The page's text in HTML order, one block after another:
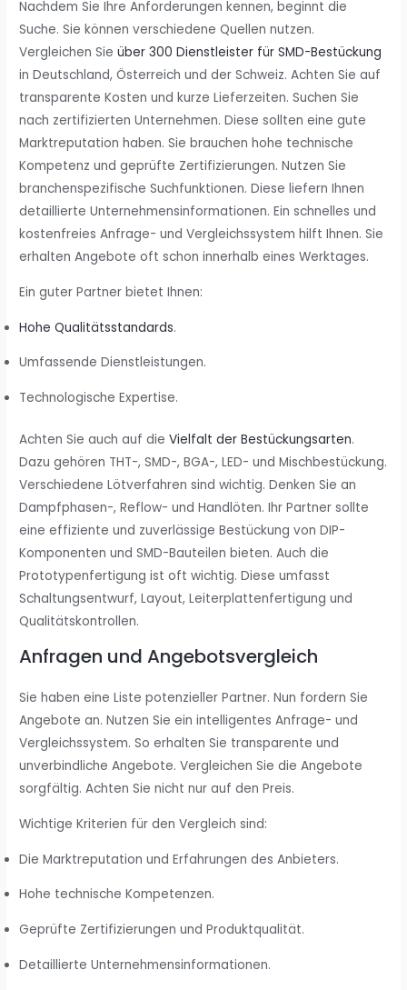
Nachdem Sie Ihre Anforderungen kennen, beginnt die
Suche. Sie können verschiedene Quellen nutzen.
Vergleichen Sieüber 300 Dienstleister für SMD-Bestückung
in Deutschland, Österreich und der Schweiz. Achten Sie auf
transparente Kosten und kurze Lieferzeiten. Suchen Sie
nach zertifizierten Unternehmen. Diese sollten eine gute
Marktreputation haben. Sie brauchen hohe technische
Kompetenz und geprüfte Zertifizierungen. Nutzen Sie
branchenspezifische Suchfunktionen. Diese liefern Ihnen
detaillierte Unternehmensinformationen. Ein schnelles und
kostenfreies Anfrage- und Vergleichssystem hilft Ihnen. Sie
erhalten Angebote oft schon innerhalb eines Werktages.
Ein guter Partner bietet Ihnen:
Hohe Qualitätsstandards.
Umfassende Dienstleistungen.
Technologische Expertise.
Achten Sie auch auf dieVielfalt der Bestückungsarten.
Dazu gehören THT-, SMD-, BGA-, LED- und Mischbestückung.
Verschiedene Lötverfahren sind wichtig. Denken Sie an
Dampfphasen-, Reflow- und Handlöten. Ihr Partner sollte
eine effiziente und zuverlässige Bestückung von DIP-
Komponenten und SMD-Bauteilen bieten. Auch die
Prototypenfertigung ist oft wichtig. Diese umfasst
Schaltungsentwurf, Layout, Leiterplattenfertigung und
Qualitätskontrollen.
Anfragen und Angebotsvergleich
Sie haben eine Liste potenzieller Partner. Nun fordern Sie
Angebote an. Nutzen Sie ein intelligentes Anfrage- und
Vergleichssystem. So erhalten Sie transparente und
unverbindliche Angebote. Vergleichen Sie die Angebote
sorgfältig. Achten Sie nicht nur auf den Preis.
Wichtige Kriterien für den Vergleich sind:
Die Marktreputation und Erfahrungen des Anbieters.
Hohe technische Kompetenzen.
Geprüfte Zertifizierungen und Produktqualität.
Detaillierte Unternehmensinformationen.